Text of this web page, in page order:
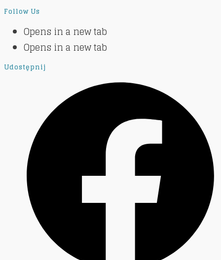
Follow Us
Opens in a new tab
Opens in a new tab
Udostępnij